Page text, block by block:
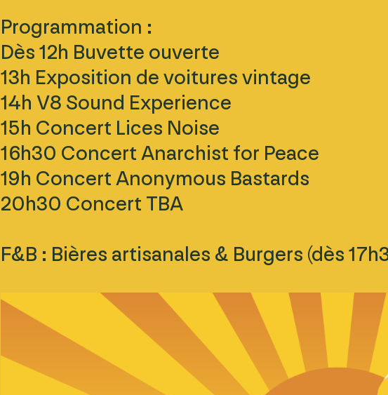
Programmation :
Dès 12h Buvette ouverte
13h Exposition de voitures vintage
14h V8 Sound Experience
15h Concert Lices Noise
16h30 Concert Anarchist for Peace
19h Concert Anonymous Bastards
20h30 Concert TBA
F&B : Bières artisanales & Burgers (dès